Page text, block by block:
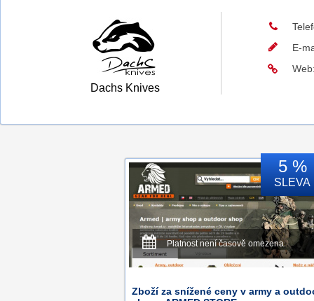
Dachs Knives
E-
5 %
SLEVA
Platnost není časově omezena.
Zboží za snížené ceny v army a